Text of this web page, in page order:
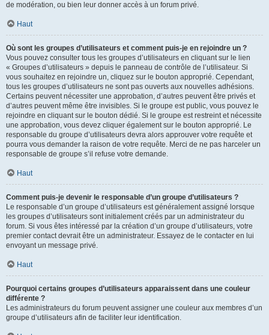
de modération, ou bien leur donner accès à un forum privé.
Haut
Où sont les groupes d’utilisateurs et comment puis-je en rejoindre un ?
Vous pouvez consulter tous les groupes d’utilisateurs en cliquant sur le lien
« Groupes d’utilisateurs » depuis le panneau de contrôle de l’utilisateur. Si
vous souhaitez en rejoindre un, cliquez sur le bouton approprié. Cependant,
tous les groupes d’utilisateurs ne sont pas ouverts aux nouvelles adhésions.
Certains peuvent nécessiter une approbation, d’autres peuvent être privés et
d’autres peuvent même être invisibles. Si le groupe est public, vous pouvez le
rejoindre en cliquant sur le bouton dédié. Si le groupe est restreint et nécessite
une approbation, vous devez cliquer également sur le bouton approprié. Le
responsable du groupe d’utilisateurs devra alors approuver votre requête et
pourra vous demander la raison de votre requête. Merci de ne pas harceler un
responsable de groupe s’il refuse votre demande.
Haut
Comment puis-je devenir le responsable d’un groupe d’utilisateurs ?
Le responsable d’un groupe d’utilisateurs est généralement assigné lorsque
les groupes d’utilisateurs sont initialement créés par un administrateur du
forum. Si vous êtes intéressé par la création d’un groupe d’utilisateurs, votre
premier contact devrait être un administrateur. Essayez de le contacter en lui
envoyant un message privé.
Haut
Pourquoi certains groupes d’utilisateurs apparaissent dans une couleur
différente ?
Les administrateurs du forum peuvent assigner une couleur aux membres d’un
groupe d’utilisateurs afin de faciliter leur identification.